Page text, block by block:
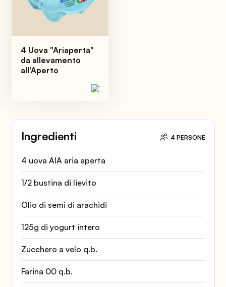
Ingredienti 4 PERSONE
4 uova AIA aria aperta
1/2 bustina di lievito
Olio di semi di arachidi
125g di yogurt intero
Zucchero a velo q.b.
Farina 00 q.b.
4 Uova "Ariaperta"
da allevamento
all'Aperto